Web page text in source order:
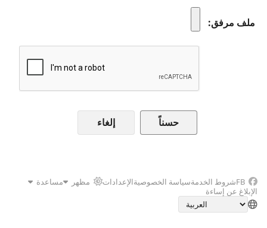
ملف مرفق
إلغاء
FBشروط الخدمةسياسة الخصوصيةالإعدادات مظهر
مساعدة
الإبلاغ عن إساءة